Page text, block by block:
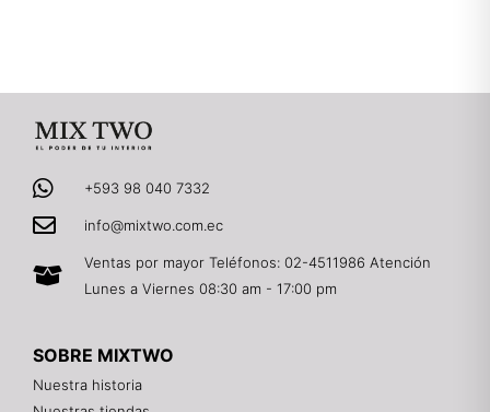
+593 98 040 7332
info@mixtwo.com.ec
Ventas por mayor Teléfonos: 02-4511986 Atención
Lunes a Viernes 08:30 am - 17:00 pm
SOBRE MIXTWO
Nuestra historia